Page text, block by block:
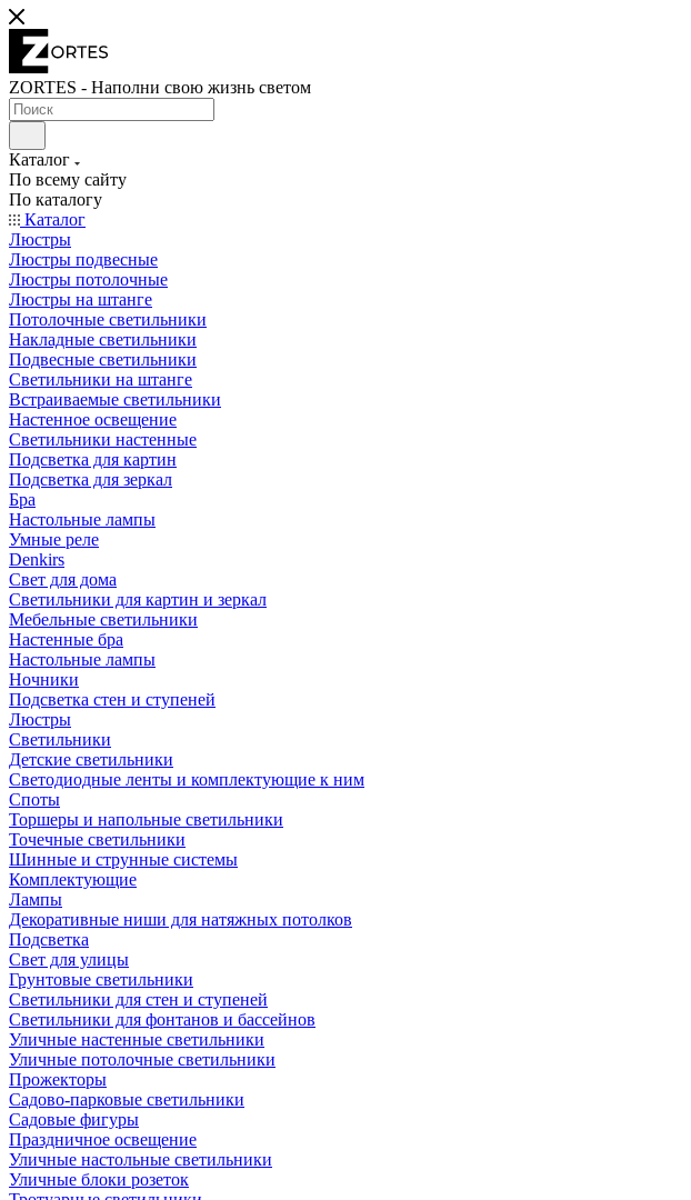
ZORTES - Наполни свою жизнь светом
Каталог
По всему сайту
По каталогу
Каталог
Люстры
Люстры подвесные
Люстры потолочные
Люстры на штанге
Потолочные светильники
Накладные светильники
Подвесные светильники
Светильники на штанге
Встраиваемые светильники
Настенное освещение
Светильники настенные
Подсветка для картин
Подсветка для зеркал
Бра
Настольные лампы
Умные реле
Denkirs
Свет для дома
Светильники для картин и зеркал
Мебельные светильники
Настенные бра
Настольные лампы
Ночники
Подсветка стен и ступеней
Люстры
Светильники
Детские светильники
Светодиодные ленты и комплектующие к ним
Споты
Торшеры и напольные светильники
Точечные светильники
Шинные и струнные системы
Комплектующие
Лампы
Декоративные ниши для натяжных потолков
Подсветка
Свет для улицы
Грунтовые светильники
Светильники для стен и ступеней
Светильники для фонтанов и бассейнов
Уличные настенные светильники
Уличные потолочные светильники
Прожекторы
Садово-парковые светильники
Садовые фигуры
Праздничное освещение
Уличные настольные светильники
Уличные блоки розеток